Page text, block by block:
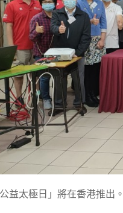
益太極日」將在香港推出。